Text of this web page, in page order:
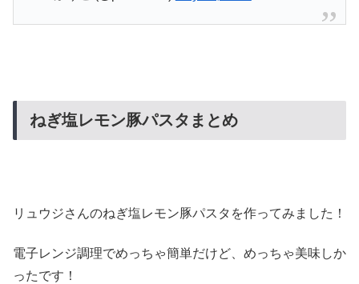
ねぎ塩レモン豚パスタまとめ
リュウジさんのねぎ塩レモン豚パスタを作ってみました！
電子レンジ調理でめっちゃ簡単だけど、めっちゃ美味しか
ったです！